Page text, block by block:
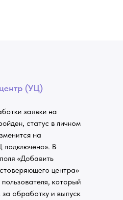
(УЦ)
заявки на
статус в личном
на
подключено». В
«Добавить
центра»
который
обработку и выпуск